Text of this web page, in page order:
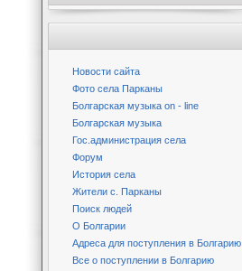
Новости сайта
Фото села Парканы
Болгарская музыка on - line
Болгарская музыка
Гос.администрация села
Форум
История села
Жители с. Парканы
Поиск людей
О Болгарии
Адреса для поступления в Болгарию
Все о поступлении в Болгарию